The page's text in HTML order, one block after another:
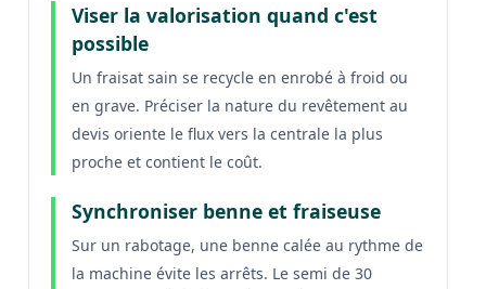
Viser la valorisation quand c'est
possible
Un fraisat sain se recycle en enrobé à froid ou
en grave. Préciser la nature du revêtement au
devis oriente le flux vers la centrale la plus
proche et contient le coût.
Synchroniser benne et fraiseuse
Sur un rabotage, une benne calée au rythme de
la machine évite les arrêts. Le semi de 30